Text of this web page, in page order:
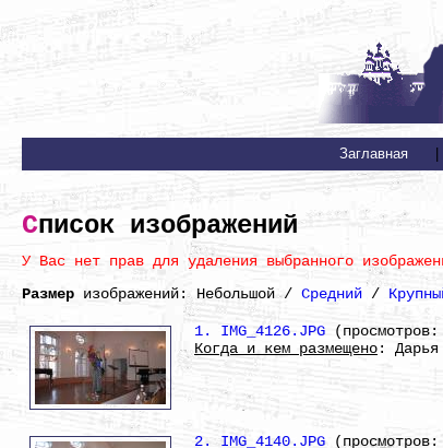
Заглавная
Список изображений
У Вас нет прав для удаления выбранного
Размер изображений: Небольшой / Средний /
1. IMG_4126.JPG
Когда и кем размещено:
2. IMG_4140.JPG